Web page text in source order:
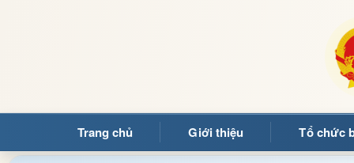
Trang chủ Giới thiệu Tổ chức